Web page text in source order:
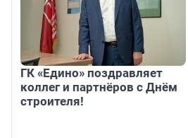
ГК «Едино» поздравляет
коллег и партнёров с Днём
строителя!